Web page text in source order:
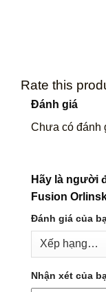
Rate this
Đánh giá
Chưa có đánh
Hãy là người
Fusion
Đánh giá của
Nhận xét của